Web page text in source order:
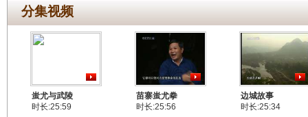
分集视频
蚩尤与武陵
时长:25:59
苗寨蚩尤拳
时长:25:56
边城故事
时长:25:34